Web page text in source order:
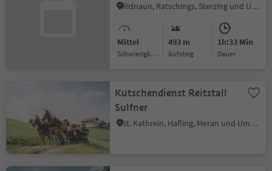
Ridnaun, Ratschings, Sterzing und Umgebung
Mittel
Schwierigkeitsgrad
493 m
Aufstieg
1h:33 Min
Dauer
Kutschendienst Reitstall
Sulfner
St. Kathrein, Hafling, Meran und Umgebung